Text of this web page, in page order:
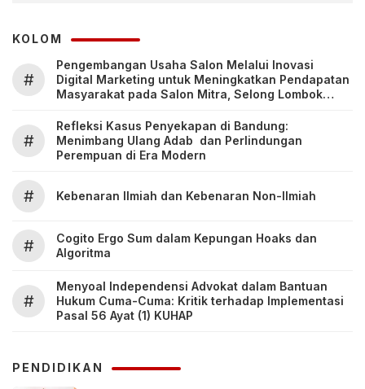
KOLOM
#
Pengembangan Usaha Salon Melalui Inovasi
Digital Marketing untuk Meningkatkan Pendapatan
Masyarakat pada Salon Mitra, Selong Lombok
#
Refleksi Kasus Penyekapan di Bandung:
Menimbang Ulang Adab dan Perlindungan
Perempuan di Era Modern
# Kebenaran Ilmiah dan Kebenaran Non-Ilmiah
#
Cogito Ergo Sum dalam Kepungan Hoaks dan
Algoritma
#
Menyoal Independensi Advokat dalam Bantuan
Hukum Cuma-Cuma: Kritik terhadap Implementasi
Pasal 56 Ayat (1) KUHAP
PENDIDIKAN